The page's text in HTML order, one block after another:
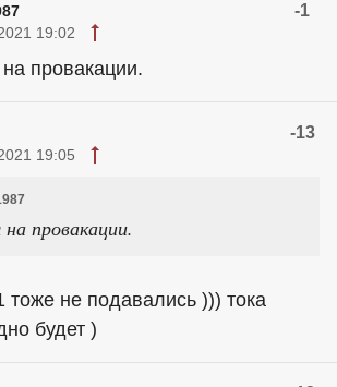
-1
19:02
провакации.
-13
19:05
провакации.
тоже не подавались ))) тока
будет )